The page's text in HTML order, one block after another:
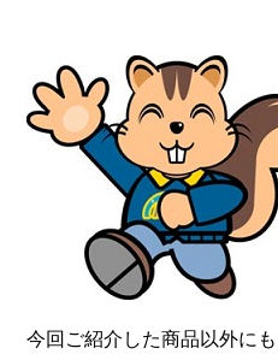
今回ご紹介した商品以外に